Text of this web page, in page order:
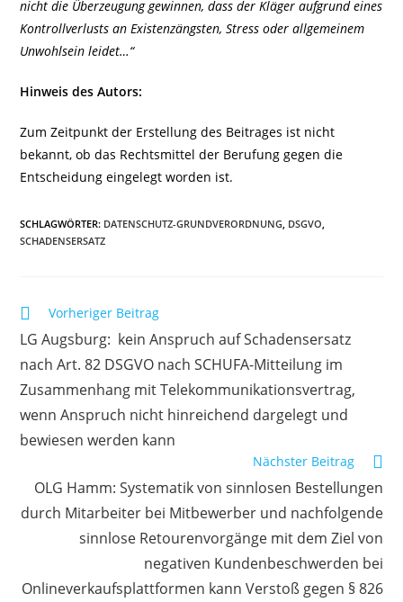
nicht die Überzeugung gewinnen, dass der Kläger aufgrund eines
Kontrollverlusts an Existenzängsten, Stress oder allgemeinem
Unwohlsein leidet…“
Hinweis des Autors:
Zum Zeitpunkt der Erstellung des Beitrages ist nicht
bekannt, ob das Rechtsmittel der Berufung gegen die
Entscheidung eingelegt worden ist.
SCHLAGWÖRTER: DATENSCHUTZ-GRUNDVERORDNUNG DSGVO
SCHADENSERSATZ
Weitere
ansehen
Vorheriger Beitrag
LG Augsburg: kein Anspruch auf Schadensersatz
nach Art. 82 DSGVO nach SCHUFA-Mitteilung im
Zusammenhang mit Telekommunikationsvertrag,
wenn Anspruch nicht hinreichend dargelegt und
bewiesen werden kann
Nächster Beitrag
OLG Hamm: Systematik von sinnlosen Bestellungen
durch Mitarbeiter bei Mitbewerber und nachfolgende
sinnlose Retourenvorgänge mit dem Ziel von
negativen Kundenbeschwerden bei
Onlineverkaufsplattformen kann Verstoß gegen § 826